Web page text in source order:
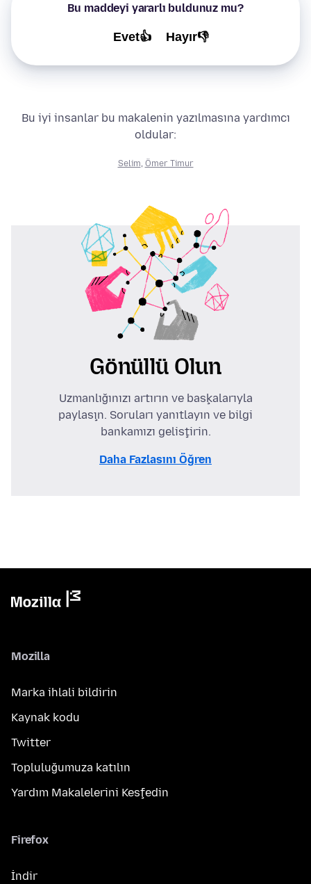
Bu maddeyi yararlı buldunuz mu?
Evet👍 Hayır👎
Bu iyi insanlar bu makalenin yazılmasına yardımcı
oldular:
Selim, Ömer Timur
Gönüllü Olun
Uzmanlığınızı artırın ve başkalarıyla
paylaşın. Soruları yanıtlayın ve bilgi
bankamızı geliştirin.
Daha Fazlasını Öğren
Mozilla
Marka ihlali bildirin
Kaynak kodu
Twitter
Topluluğumuza katılın
Yardım Makalelerini Keşfedin
Firefox
İndir